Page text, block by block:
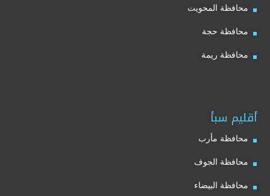
محافظة المحويت
محافظة حجة
محافظة ريمة
أقليم سبأ
محافظة مأرب
محافظة الجوف
محافظة البيضاء